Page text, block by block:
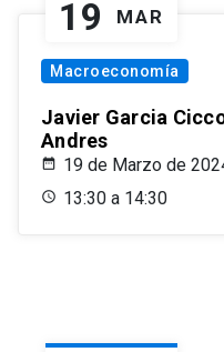
19 MAR
Macroeconomía
Javier Garcia
Andres
19 de Marzo de
13:30 a 14:30